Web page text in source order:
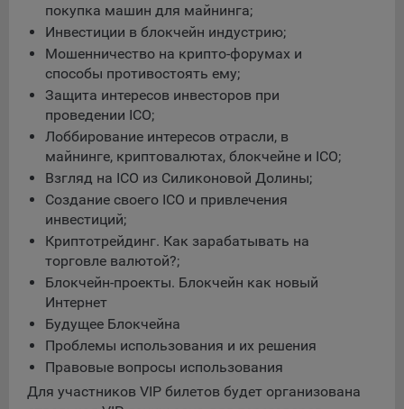
Сроки хранения обрабатываемых на сайтах Общества
файлов cookie:
Пользователи могут принять или отклонить все
обрабатываемые на сайте файлы cookie. При этом
корректная работа сайта возможна только в случае
использования необходимых файлов cookie. В случае их
отключения может потребоваться совершать повторный
выбор предпочтений куки, языковой версии сайта, а
также могут некорректно отображаться некоторые
версии страниц.
Помимо настроек файлов cookie на сайте субъекты
персональных данных могут принять или отклонить сбор
всех или некоторых файлов cookie в настройках своего
браузера.
5.1. Обеспечение удобства пользователей сайтов;
5.2. Повышение качества функционирования сайтов, в том
числе корректность их работы;
5.3. Сбор аналитической информации в обобщенном виде
покупка машин для майнинга;
Инвестиции в блокчейн индустрию;
Мошенничество на крипто-форумах и
способы противостоять ему;
Защита интересов инвесторов при
проведении ICO;
Лоббирование интересов отрасли, в
майнинге, криптовалютах, блокчейне и ICO;
Взгляд на ICO из Силиконовой Долины;
Создание своего ICO и привлечения
инвестиций;
Криптотрейдинг. Как зарабатывать на
торговле валютой?;
Блокчейн-проекты. Блокчейн как новый
Интернет
Будущее Блокчейна
Проблемы использования и их решения
Правовые вопросы использования
Для участников VIP билетов будет организована